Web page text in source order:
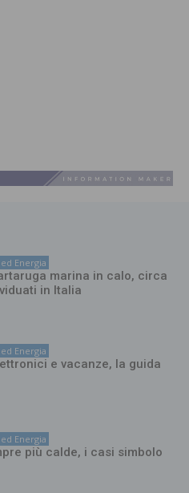
Energia
marina in calo, circa
in Italia
Energia
e vacanze, la guida
Energia
più calde, i casi simbolo